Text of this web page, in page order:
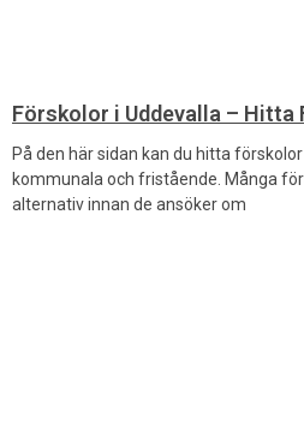
Förskolor i Uddevalla – Hitta
På den här sidan kan du hitta
kommunala och fristående. Många
alternativ innan de ansöker om